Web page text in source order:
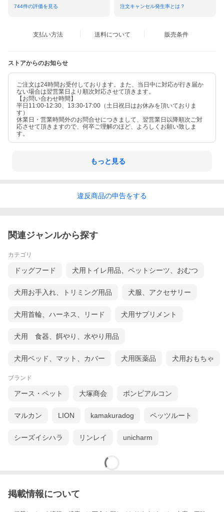
744件の評価を見る 注文キャンセル発生率とは？
支払い方法 送料について 販売条件
ストアからのお知らせ
ご注文は24時間お受付しております。また、当日中に対応が行き届か
ない場合は翌営業日より順次対応させて頂きます。
【お問い合わせ時間】
平日11:00-12:30、13:30-17:00（土日祝日はお休みを頂いておりま
す）
休業日・営業時間外のお問合せにつきまして、翌営業日以降順次ご対
応させて頂きますので、何卒ご理解のほど、よろしくお願い致しま
す。
もっと見る
違反商品の申告をする
関連ジャンルから探す
カテゴリ
ドッグフード 犬用トイレ用品、ペットシーツ、おむつ
犬用お手入れ、トリミング用品 犬服、アクセサリー
犬用首輪、ハーネス、リード 犬用サプリメント
犬用 食器、餌やり、水やり用品
犬用ベッド、マット、カバー 犬用医薬品 犬用おもちゃ
ブランド
アース・ペット 大塚商会 ボンビアルコン
マルカン LION kamakuradog ペッツルート
シーズイシハラ リンレイ unicharm
掲載情報について